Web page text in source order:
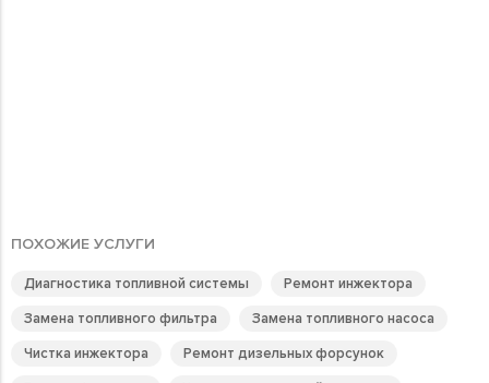
ПОХОЖИЕ УСЛУГИ
Диагностика топливной системы
Ремонт инжектора
Замена топливного фильтра
Замена топливного насоса
Чистка инжектора
Ремонт дизельных форсунок